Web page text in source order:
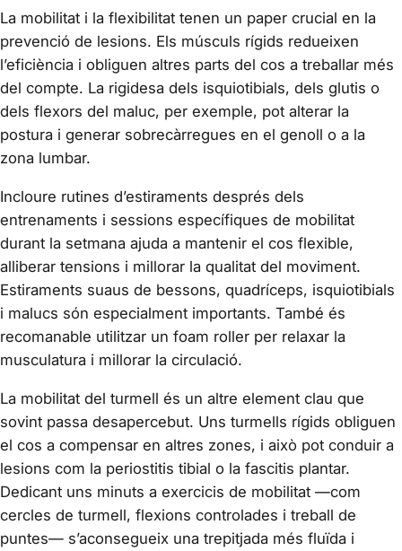
La mobilitat i la flexibilitat tenen un paper crucial en la
prevenció de lesions. Els músculs rígids redueixen
l’eficiència i obliguen altres parts del cos a treballar més
del compte. La rigidesa dels isquiotibials, dels glutis o
dels flexors del maluc, per exemple, pot alterar la
postura i generar sobrecàrregues en el genoll o a la
zona lumbar.
Incloure rutines d’estiraments després dels
entrenaments i sessions específiques de mobilitat
durant la setmana ajuda a mantenir el cos flexible,
alliberar tensions i millorar la qualitat del moviment.
Estiraments suaus de bessons, quadríceps, isquiotibials
i malucs són especialment importants. També és
recomanable utilitzar un foam roller per relaxar la
musculatura i millorar la circulació.
La mobilitat del turmell és un altre element clau que
sovint passa desapercebut. Uns turmells rígids obliguen
el cos a compensar en altres zones, i això pot conduir a
lesions com la periostitis tibial o la fascitis plantar.
Dedicant uns minuts a exercicis de mobilitat —com
cercles de turmell, flexions controlades i treball de
puntes— s’aconsegueix una trepitjada més fluïda i